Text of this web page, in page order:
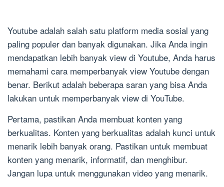
Youtube adalah salah satu platform media sosial yang
paling populer dan banyak digunakan. Jika Anda ingin
mendapatkan lebih banyak view di Youtube, Anda harus
memahami cara memperbanyak view Youtube dengan
benar. Berikut adalah beberapa saran yang bisa Anda
lakukan untuk memperbanyak view di YouTube.
Pertama, pastikan Anda membuat konten yang
berkualitas. Konten yang berkualitas adalah kunci untuk
menarik lebih banyak orang. Pastikan untuk membuat
konten yang menarik, informatif, dan menghibur.
Jangan lupa untuk menggunakan video yang menarik.